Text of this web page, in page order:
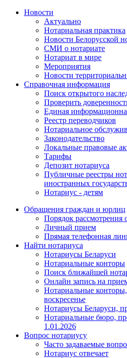
Новости
Актуально
Нотариальная практика
Новости Белорусской
СМИ о нотариате
Нотариат в мире
Мероприятия
Новости
Справочная информация
Поиск открытого
Проверить
Единая
Реестр переводчиков
Нотариальное
Законодательство
Локальные правовые
Тарифы
Депозит нотариуса
Публичные реестры
иностранных
Нотариус - детям
Обращения граждан и юрлиц
Порядок рассмотрения
Личный прием
Прямая телефонная
Найти нотариуса
Нотариусы Беларуси
Нотариальные конторы
Поиск ближайшей
Онлайн запись на
Нотариальные
воскресенье
Нотариусы Беларуси,
Нотариальные бюро,
1.01.2026
Вопрос нотариусу
Часто задаваемые
Нотариус отвечает